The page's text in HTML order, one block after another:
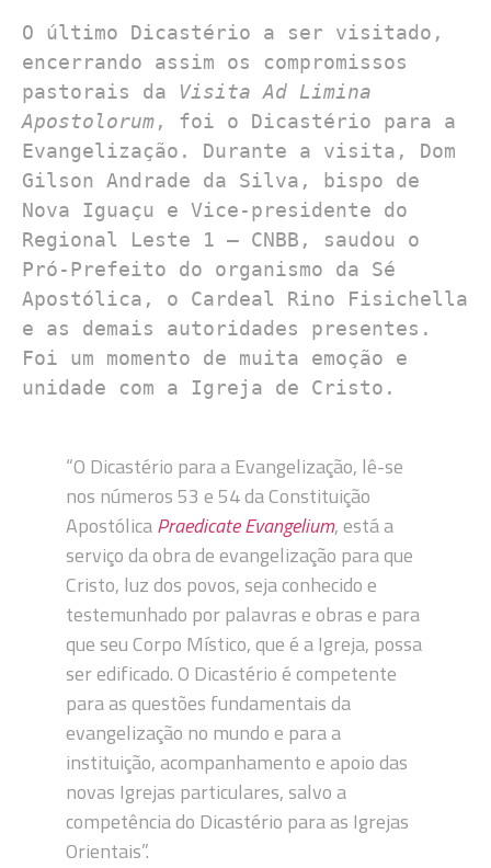
O último Dicastério a ser visitado,
encerrando assim os compromissos
pastorais da Visita Ad Limina
Apostolorum, foi o Dicastério para a
Evangelização. Durante a visita, Dom
Gilson Andrade da Silva, bispo de
Nova Iguaçu e Vice-presidente do
Regional Leste 1 – CNBB, saudou o
Pró-Prefeito do organismo da Sé
Apostólica, o Cardeal Rino Fisichella
e as demais autoridades presentes.
Foi um momento de muita emoção e
unidade com a Igreja de Cristo.
“O Dicastério para a Evangelização, lê-se
nos números 53 e 54 da Constituição
ApostólicaPraedicate Evangelium, está a
serviço da obra de evangelização para que
Cristo, luz dos povos, seja conhecido e
testemunhado por palavras e obras e para
que seu Corpo Místico, que é a Igreja, possa
ser edificado. O Dicastério é competente
para as questões fundamentais da
evangelização no mundo e para a
instituição, acompanhamento e apoio das
novas Igrejas particulares, salvo a
competência do Dicastério para as Igrejas
Orientais”.